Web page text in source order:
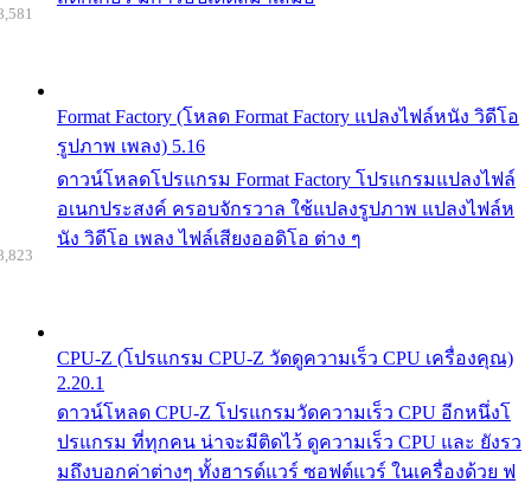
Format Factory (โหลด Format Factory แปลงไฟล์หนัง วิดีโอ
รูปภาพ เพลง) 5.16
ดาวน์โหลดโปรแกรม Format Factory โปรแกรมแปลงไฟล์
อเนกประสงค์ ครอบจักรวาล ใช้แปลงรูปภาพ แปลงไฟล์ห
นัง วิดีโอ เพลง ไฟล์เสียงออดิโอ ต่าง ๆ
CPU-Z (โปรแกรม CPU-Z วัดดูความเร็ว CPU เครื่องคุณ)
2.20.1
ดาวน์โหลด CPU-Z โปรแกรมวัดความเร็ว CPU อีกหนึ่งโ
ปรแกรม ที่ทุกคน น่าจะมีติดไว้ ดูความเร็ว CPU และ ยังรว
มถึงบอกค่าต่างๆ ทั้งฮารด์แวร์ ซอฟต์แวร์ ในเครื่องด้วย ฟ